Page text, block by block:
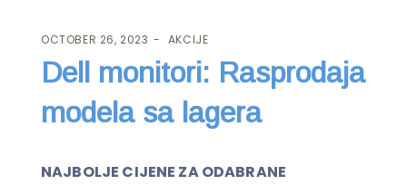
OCTOBER 26, 2023 AKCIJE
Dell monitori: Rasprodaja
modela sa lagera
NAJBOLJE CIJENE ZA ODABRANE